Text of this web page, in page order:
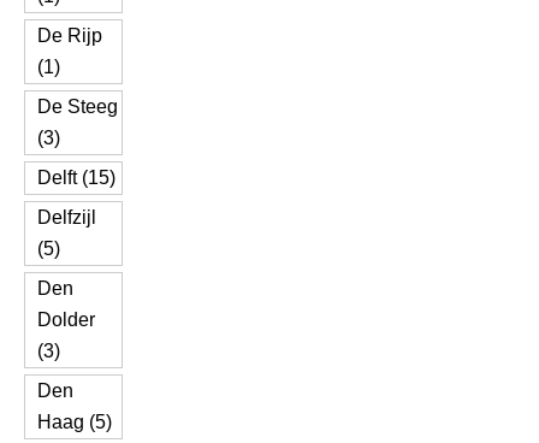
De Rijp
(1)
De Steeg
(3)
Delft (15)
Delfzijl
(5)
Den
Dolder
(3)
Den
Haag (5)